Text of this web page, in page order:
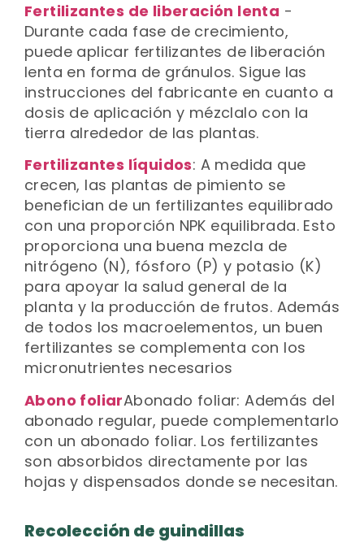
Fertilizantes de liberación lenta -
Durante cada fase de crecimiento,
puede aplicar fertilizantes de liberación
lenta en forma de gránulos. Sigue las
instrucciones del fabricante en cuanto a
dosis de aplicación y mézclalo con la
tierra alrededor de las plantas.
Fertilizantes líquidos: A medida que
crecen, las plantas de pimiento se
benefician de un fertilizantes equilibrado
con una proporción NPK equilibrada. Esto
proporciona una buena mezcla de
nitrógeno (N), fósforo (P) y potasio (K)
para apoyar la salud general de la
planta y la producción de frutos. Además
de todos los macroelementos, un buen
fertilizantes se complementa con los
micronutrientes necesarios
Abono foliarAbonado foliar: Además del
abonado regular, puede complementarlo
con un abonado foliar. Los fertilizantes
son absorbidos directamente por las
hojas y dispensados donde se necesitan.
Recolección de guindillas